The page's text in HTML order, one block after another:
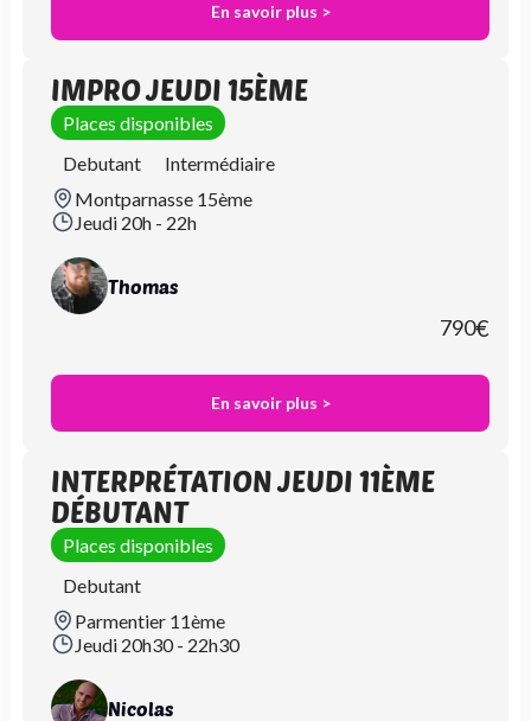
En savoir plus >
IMPRO JEUDI 15ÈME
Places disponibles
Debutant
Intermédiaire
Montparnasse 15ème
Jeudi 20h - 22h
Thomas
790€
En savoir plus >
INTERPRÉTATION JEUDI 11ÈME
DÉBUTANT
Places disponibles
Debutant
Parmentier 11ème
Jeudi 20h30 - 22h30
Nicolas